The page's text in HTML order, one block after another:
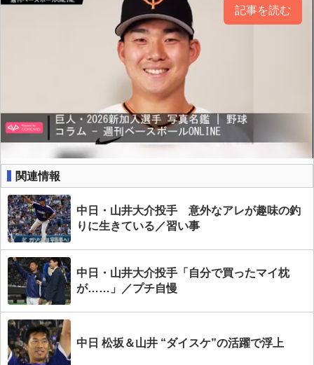
記事を読む
関連情報
中日・山井大介投手 意外なアレが趣味の釣
りに生きている／習い事
中日・山井大介投手「自分で買ったマイ枕
が……」／プチ自慢
中日 松坂＆山井 “ダイスケ”の活躍で浮上